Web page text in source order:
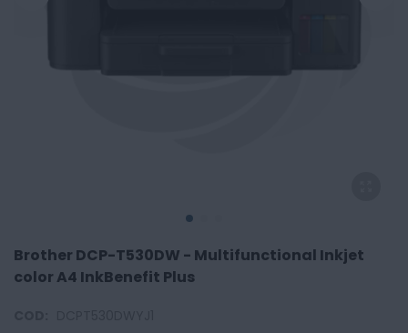
Brother DCP-T530DW - Multifunctional Inkjet
color A4 InkBenefit Plus